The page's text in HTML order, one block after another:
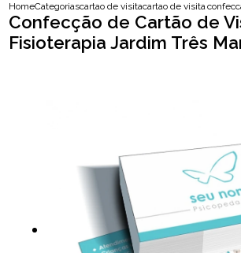
HomeCategoriascartao de visitacartao de visita
Confecção de Cartão de
Fisioterapia Jardim Três